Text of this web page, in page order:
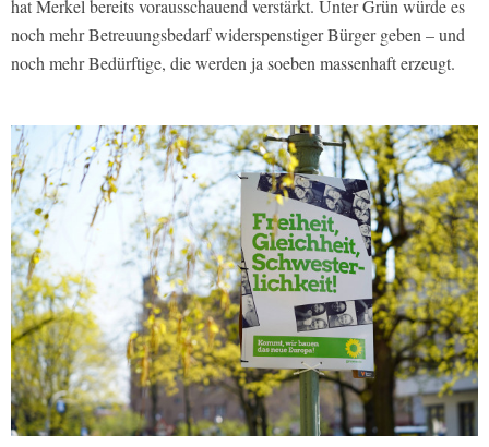
hat Merkel bereits vorausschauend verstärkt. Unter Grün würde es
noch mehr Betreuungsbedarf widerspenstiger Bürger geben – und
noch mehr Bedürftige, die werden ja soeben massenhaft erzeugt.